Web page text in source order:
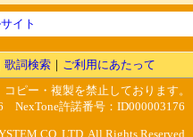
イト
歌詞検索 ｜ ご利用にあたって
ピー・複製を禁止しております。
NexTone許諾番号：ID000003176
CO.,LTD. All Rights Reserved.